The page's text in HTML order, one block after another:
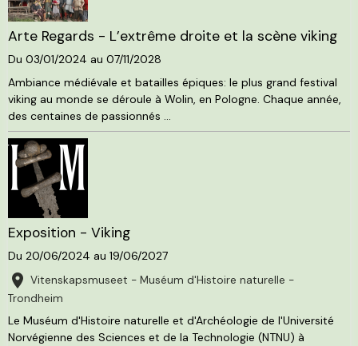
Arte Regards - L’extrême droite et la scène viking
Du 03/01/2024 au 07/11/2028
Ambiance médiévale et batailles épiques: le plus grand festival
viking au monde se déroule à Wolin, en Pologne. Chaque année,
des centaines de passionnés ...
Exposition - Viking
Du 20/06/2024 au 19/06/2027
Vitenskapsmuseet - Muséum d'Histoire naturelle -
Trondheim
Le Muséum d'Histoire naturelle et d'Archéologie de l'Université
Norvégienne des Sciences et de la Technologie (NTNU) à